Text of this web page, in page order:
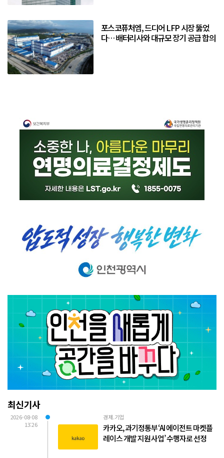
포스코퓨처엠, 드디어 LFP 시장 뚫었
다… 배터리사와 대규모 장기 공급 합의
최신기사
2026-08-08
13:26
경제.기업
카카오, 과기정통부 ‘AI 에이전트 마켓플
레이스 개발 지원 사업’ 수행자로 선정